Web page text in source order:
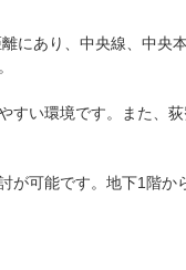
にあり、中央線、中央
すい環境です。また、
が可能です。地下1階か